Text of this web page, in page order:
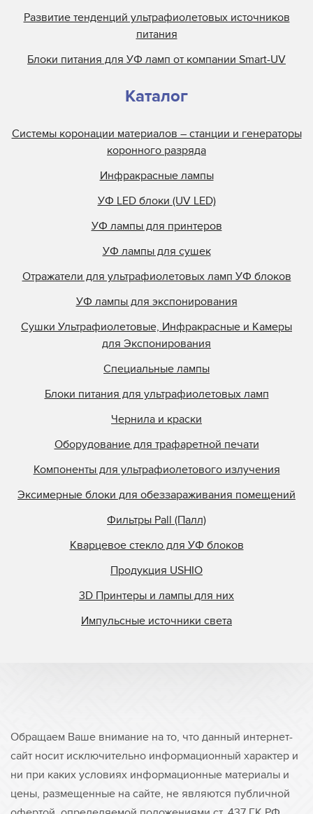
Развитие тенденций ультрафиолетовых источников
питания
Блоки питания для УФ ламп от компании Smart-UV
Каталог
Системы коронации материалов – станции и генераторы
коронного разряда
Инфракрасные лампы
УФ LED блоки (UV LED)
УФ лампы для принтеров
УФ лампы для сушек
Отражатели для ультрафиолетовых ламп УФ блоков
УФ лампы для экспонирования
Сушки Ультрафиолетовые, Инфракрасные и Камеры
для Экспонирования
Специальные лампы
Блоки питания для ультрафиолетовых ламп
Чернила и краски
Оборудование для трафаретной печати
Компоненты для ультрафиолетового излучения
Эксимерные блоки для обеззараживания помещений
Фильтры Pall (Палл)
Кварцевое стекло для УФ блоков
Продукция USHIO
3D Принтеры и лампы для них
Импульсные источники света
Обращаем Ваше внимание на то, что данный интернет-
сайт носит исключительно информационный характер и
ни при каких условиях информационные материалы и
цены, размещенные на сайте, не являются публичной